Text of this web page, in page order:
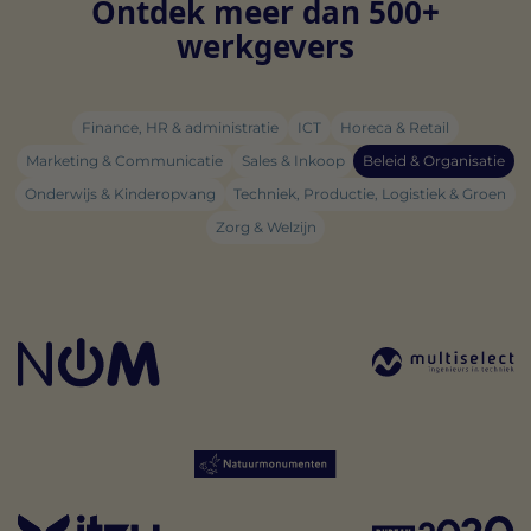
Ontdek meer dan 500+
werkgevers
Finance, HR & administratie ICT
Horeca & Retail
Marketing & Communicatie
Sales & Inkoop
Beleid & Organisatie
Onderwijs & Kinderopvang
Techniek, Productie, Logistiek & Groen
Zorg & Welzijn